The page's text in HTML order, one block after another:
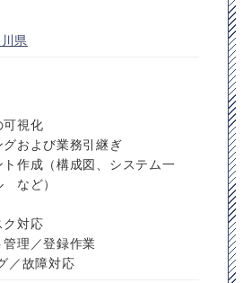
県
視化
および業務引継ぎ
作成（構成図、システム一
など）
対応
理／登録作業
／故障対応